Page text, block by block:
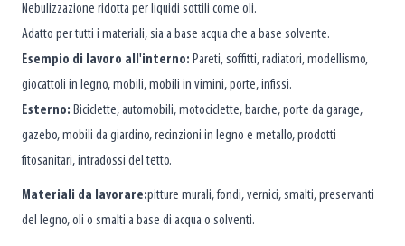
Nebulizzazione ridotta per liquidi sottili come oli.
Adatto per tutti i materiali, sia a base acqua che a base solvente.
Esempio di lavoro all'interno: Pareti, soffitti, radiatori, modellismo,
giocattoli in legno, mobili, mobili in vimini, porte, infissi.
Esterno: Biciclette, automobili, motociclette, barche, porte da garage,
gazebo, mobili da giardino, recinzioni in legno e metallo, prodotti
fitosanitari, intradossi del tetto.
Materiali da lavorare:pitture murali, fondi, vernici, smalti, preservanti
del legno, oli o smalti a base di acqua o solventi.